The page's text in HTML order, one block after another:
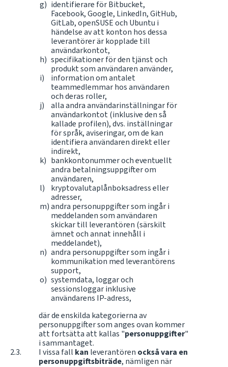
identifierare för Bitbucket,
Facebook, Google, LinkedIn, GitHub,
GitLab, openSUSE och Ubuntu i
händelse av att konton hos dessa
leverantörer är kopplade till
användarkontot,
specifikationer för den tjänst och
produkt som användaren använder,
information om antalet
teammedlemmar hos användaren
och deras roller,
alla andra användarinställningar för
användarkontot (inklusive den så
kallade profilen), dvs. inställningar
för språk, aviseringar, om de kan
identifiera användaren direkt eller
indirekt,
bankkontonummer och eventuellt
andra betalningsuppgifter om
användaren,
kryptovalutaplånboksadress eller
adresser,
andra personuppgifter som ingår i
meddelanden som användaren
skickar till leverantören (särskilt
ämnet och annat innehåll i
meddelandet),
andra personuppgifter som ingår i
kommunikation med leverantörens
support,
systemdata, loggar och
sessionsloggar inklusive
användarens IP-adress,
där de enskilda kategorierna av
personuppgifter som anges ovan kommer
att fortsätta att kallas "personuppgifter"
i sammantaget.
I vissa fall kan leverantören också vara en
personuppgiftsbiträde, nämligen när